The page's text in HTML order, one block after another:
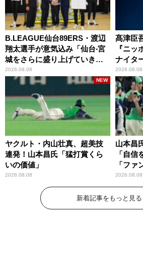
B.LEAGUE仙台89ERS・渡辺
翔太選手が意気込み「仙台‧宮
城をさらに盛り上げていきた
いです」
2026.08.08
髙津臣
『ニ
ナイタ
2026.08.08
ヤクルト・内山壮真、超美技
連発！山本昌氏「猛打賞くら
いの価値」
2026.08.08
NEW
山本昌
「自信
「ファ
くれて
2026.08.08
新着記事をもっと見る